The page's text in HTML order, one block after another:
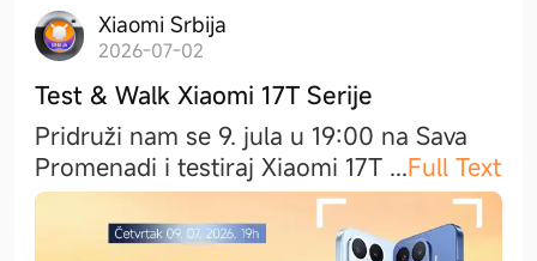
Xiaomi Srbija
2026-07-02
Test & Walk Xiaomi 17T Serije
Pridruži nam se 9. jula u 19:00 na Sava
Promenadi i testiraj Xiaomi 17T ...Full Text